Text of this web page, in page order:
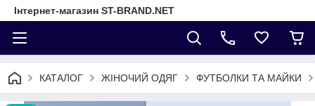
Інтернет-магазин ST-BRAND.NET
КАТАЛОГ ЖІНОЧИЙ ОДЯГ ФУТБОЛКИ ТА МАЙКИ